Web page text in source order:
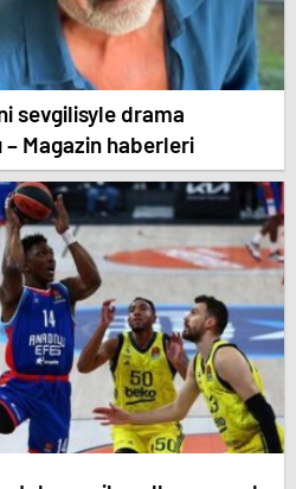
sevgilisyle drama
– Magazin haberleri